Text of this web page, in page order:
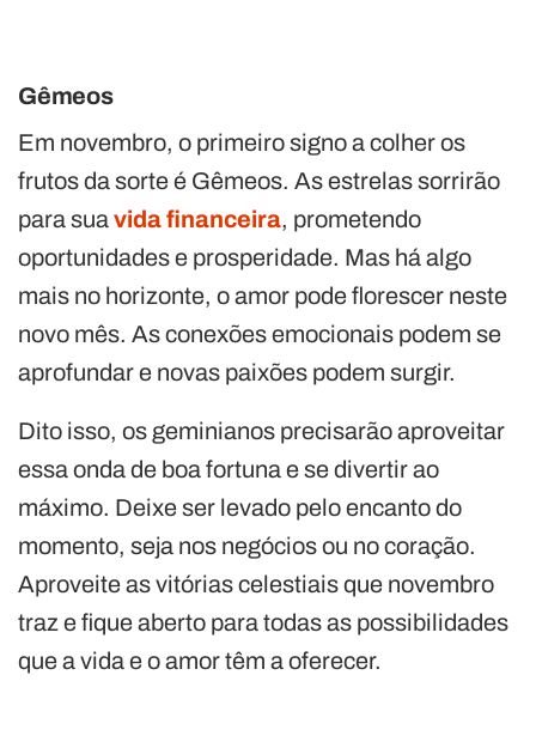
Gêmeos
Em novembro, o primeiro signo a colher os
frutos da sorte é Gêmeos. As estrelas sorrirão
para suavida financeira, prometendo
oportunidades e prosperidade. Mas há algo
mais no horizonte, o amor pode florescer neste
novo mês. As conexões emocionais podem se
aprofundar e novas paixões podem surgir.
Dito isso, os geminianos precisarão aproveitar
essa onda de boa fortuna e se divertir ao
máximo. Deixe ser levado pelo encanto do
momento, seja nos negócios ou no coração.
Aproveite as vitórias celestiais que novembro
traz e fique aberto para todas as possibilidades
que a vida e o amor têm a oferecer.